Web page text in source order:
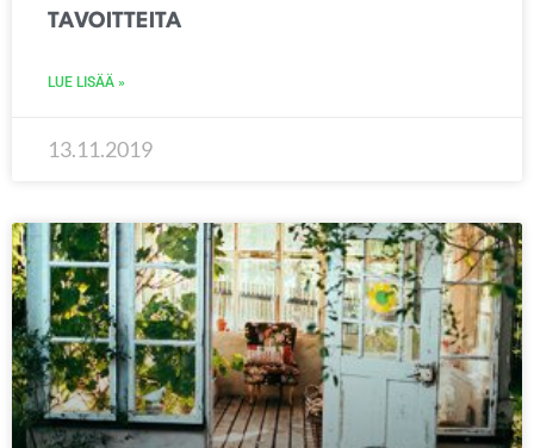
TAVOITTEITA
LUE LISÄÄ »
13.11.2019